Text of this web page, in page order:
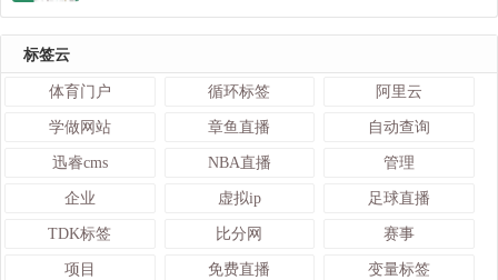
标签云
体育门户 循环标签 阿里云
学做网站 章鱼直播 自动查询
迅睿cms NBA直播 管理
企业 虚拟ip 足球直播
TDK标签 比分网 赛事
项目 免费直播 变量标签